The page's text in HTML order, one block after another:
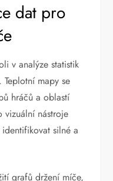
dat pro
v analýze statistik
mapy se
hráčů a oblastí
vizuální nástroje
silné a
grafů držení míče,